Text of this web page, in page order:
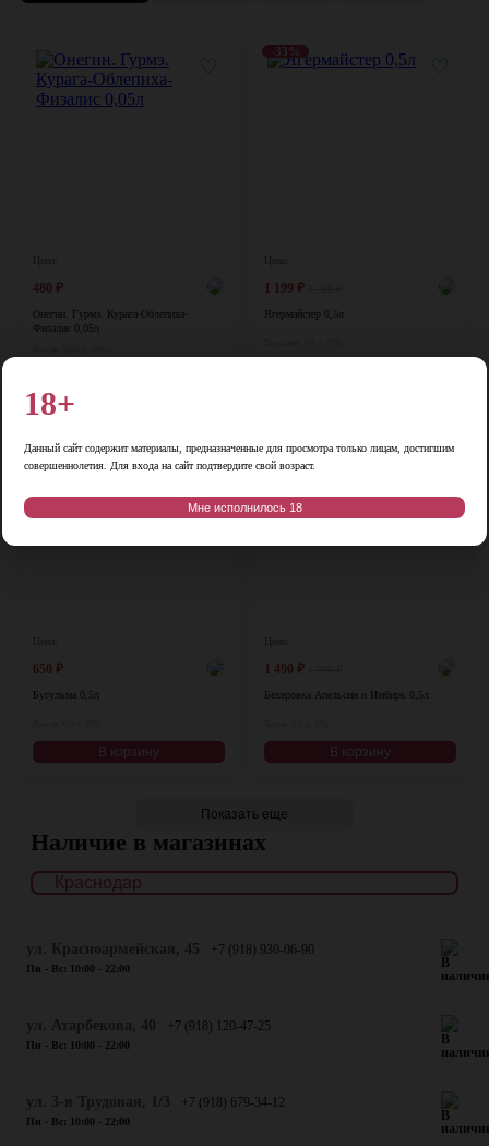
480 ₽
Онегин. Гурмэ. Курага-Облепиха-
Физалис 0,05л
-33%
1 199 ₽
Ягермайстер 0,5л
♡
650 ₽
Бугульма 0,5л
В корзину
♡
1 490 ₽
Бехеровка Апельсин и Имбирь 0,5л
В корзину
Показать еще
Наличие в магазинах
+7 (918) 930-06-90
Пн - Вс: 10:00 - 22:00
+7 (918) 120-47-25
Пн - Вс: 10:00 - 22:00
+7 (918) 679-34-12
Пн - Вс: 10:00 - 22:00
18+
Данный сайт содержит материалы, предназначенные для просмотра только лицам, достигшим
совершеннолетия. Для входа на сайт подтвердите свой возраст.
Мне исполнилось 18